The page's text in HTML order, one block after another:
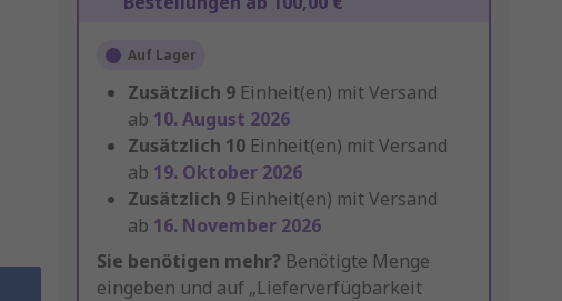
Auf Lager
Zusätzlich 9 Einheit(en) mit Versand
ab 10. August 2026
Zusätzlich 10 Einheit(en) mit Versand
ab 19. Oktober 2026
Zusätzlich 9 Einheit(en) mit Versand
ab 16. November 2026
Sie benötigen mehr? Benötigte Menge
eingeben und auf „Lieferverfügbarkeit